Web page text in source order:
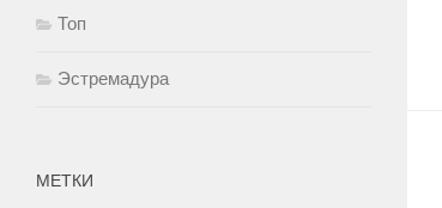
Топ
Эстремадура
МЕТКИ